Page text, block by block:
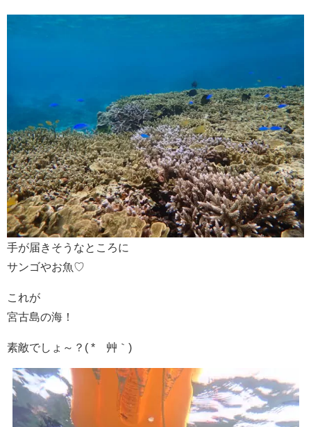
手が届きそうなところに
サンゴやお魚♡
これが
宮古島の海！
素敵でしょ～？( *´艸｀)